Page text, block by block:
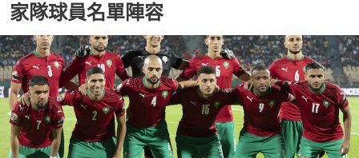
家隊球員名單陣容